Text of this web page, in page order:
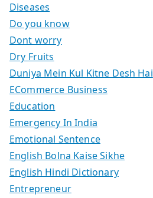
Diseases
Do you know
Dont worry
Dry Fruits
Duniya Mein Kul Kitne Desh Hai
ECommerce Business
Education
Emergency In India
Emotional Sentence
English Bolna Kaise Sikhe
English Hindi Dictionary
Entrepreneur